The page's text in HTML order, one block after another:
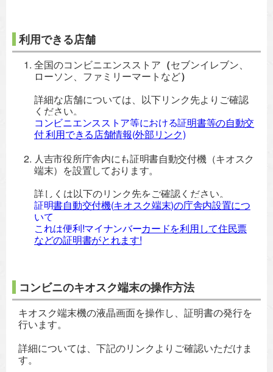
利用できる店舗
全国のコンビニエンスストア （セブンイレブン、
ローソン、ファミリーマートなど）
詳細な店舗については、以下リンク先よりご確認
ください。
コンビニエンスストア等における証明書等の自動交
付 利用できる店舗情報(外部リンク)
人吉市役所庁舎内にも証明書自動交付機（キオスク
端末）を設置しております。
詳しくは以下のリンク先をご確認ください。
証明書自動交付機(キオスク端末)の庁舎内設置につ
いて
これは便利!マイナンバーカードを利用して住民票
などの証明書がとれます!
コンビニのキオスク端末の操作方法
キオスク端末機の液晶画面を操作し、証明書の発行を
行います。
詳細については、下記のリンクよりご確認いただけま
す。